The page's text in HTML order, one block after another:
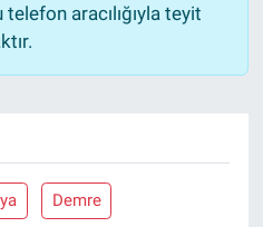
aracılığıyla teyit
Demre